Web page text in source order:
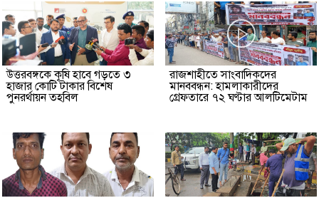
উত্তরবঙ্গকে কৃষি হাবে গড়তে ৩
হাজার কোটি টাকার বিশেষ
পুনরর্থায়ন তহবিল
রাজশাহীতে সাংবাদিকদের
মানববন্ধন: হামলাকারীদের
গ্রেফতারে ৭২ ঘণ্টার আলটিমেটাম